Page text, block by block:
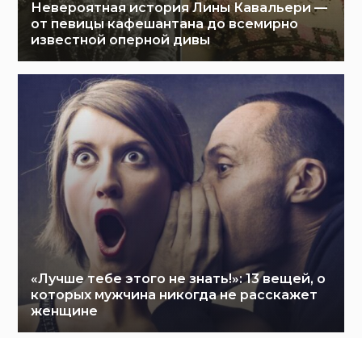
Невероятная история Лины Кавальери —
от певицы кафешантана до всемирно
известной оперной дивы
«Лучше тебе этого не знать!»: 13 вещей, о
которых мужчина никогда не расскажет
женщине